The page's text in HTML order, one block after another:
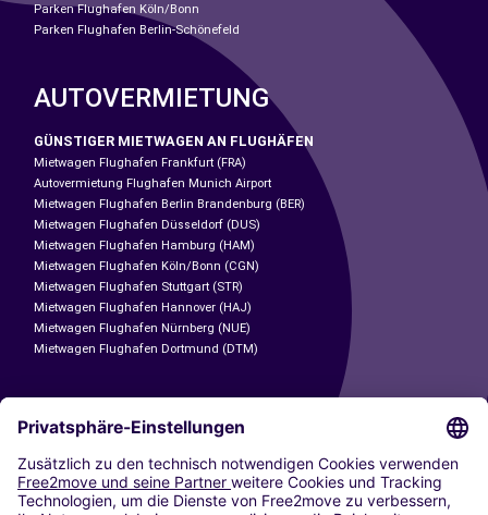
Parken Flughafen Köln/Bonn
Parken Flughafen Berlin-Schönefeld
AUTOVERMIETUNG
GÜNSTIGER MIETWAGEN AN FLUGHÄFEN
Mietwagen Flughafen Frankfurt (FRA)
Autovermietung Flughafen Munich Airport
Mietwagen Flughafen Berlin Brandenburg (BER)
Mietwagen Flughafen Düsseldorf (DUS)
Mietwagen Flughafen Hamburg (HAM)
Mietwagen Flughafen Köln/Bonn (CGN)
Mietwagen Flughafen Stuttgart (STR)
Mietwagen Flughafen Hannover (HAJ)
Mietwagen Flughafen Nürnberg (NUE)
Mietwagen Flughafen Dortmund (DTM)
CARSHARING
UNSERE STÄDTE
Paris
Madrid